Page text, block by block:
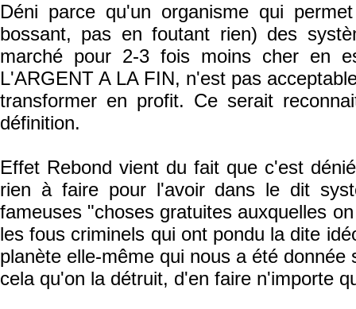
Déni parce qu'un organisme qui
bossant, pas en foutant rien) des
marché pour 2-3 fois moins cher en
L'ARGENT A LA FIN, n'est pas
transformer en profit. Ce serait
définition.
Effet Rebond vient du fait que c'est
rien à faire pour l'avoir dans le dit
fameuses "choses gratuites auxquelles
les fous criminels qui ont pondu la dite
planète elle-même qui nous a été
cela qu'on la détruit, d'en faire n'importe